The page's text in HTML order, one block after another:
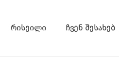
რისეილი ჩვენ შესახებ